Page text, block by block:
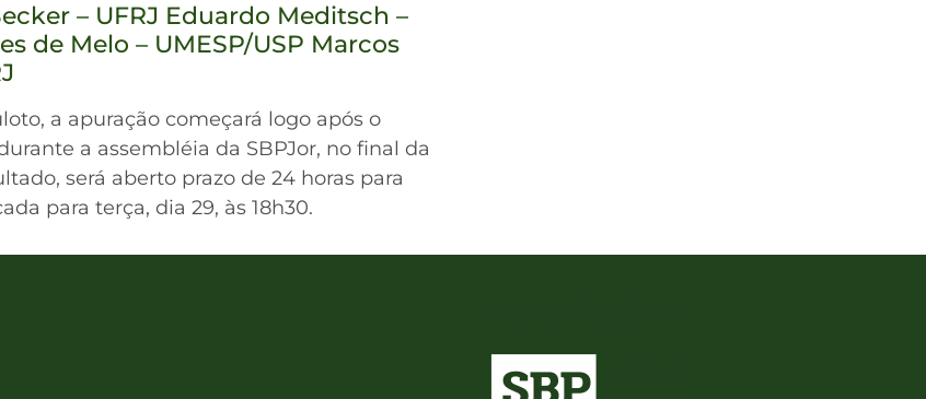
– UFRJ Eduardo Meditsch –
de Melo – UMESP/USP Marcos
a apuração começará logo após o
a assembléia da SBPJor, no final da
será aberto prazo de 24 horas para
para terça, dia 29, às 18h30.